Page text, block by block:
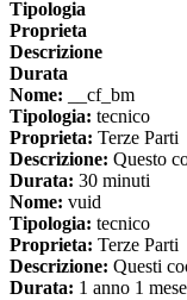
Tipologia
Proprieta
Descrizione
Durata
Nome: __cf_bm
Tipologia: tecnico
Proprieta: Terze Parti
Descrizione: Questo
Durata: 30 minuti
Nome: vuid
Tipologia: tecnico
Proprieta: Terze Parti
Descrizione: Questi
Durata: 1 anno 1 mese